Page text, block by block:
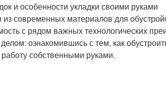
и особенности укладки своими руками
из современных материалов для
с рядом важных технологических
ознакомившись с тем, как
собственными руками.